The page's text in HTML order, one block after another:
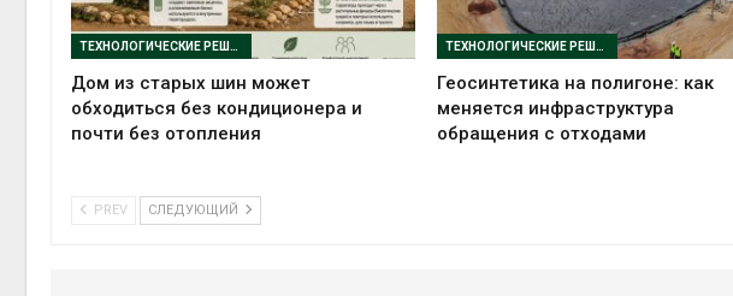
ТЕХНОЛОГИЧЕСКИЕ РЕШЕНИЯ
Дом из старых шин может
обходиться без кондиционера и
почти без отопления
ТЕХНОЛОГИЧЕСКИЕ РЕШЕНИЯ
Геосинтетика на полигоне: как
меняется инфраструктура
обращения с отходами
PREV СЛЕДУЮЩИЙ